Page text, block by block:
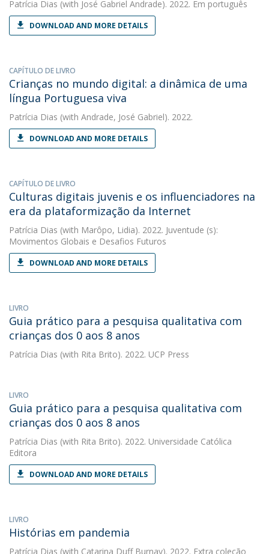
Patrícia Dias (with José Gabriel Andrade). 2022. Em português
DOWNLOAD AND MORE DETAILS
CAPÍTULO DE LIVRO
Crianças no mundo digital: a dinâmica de uma
língua Portuguesa viva
Patrícia Dias (with Andrade, José Gabriel). 2022.
DOWNLOAD AND MORE DETAILS
CAPÍTULO DE LIVRO
Culturas digitais juvenis e os influenciadores na
era da plataformização da Internet
Patrícia Dias (with Marôpo, Lidia). 2022. Juventude (s):
Movimentos Globais e Desafios Futuros
DOWNLOAD AND MORE DETAILS
LIVRO
Guia prático para a pesquisa qualitativa com
crianças dos 0 aos 8 anos
Patrícia Dias (with Rita Brito). 2022. UCP Press
LIVRO
Guia prático para a pesquisa qualitativa com
crianças dos 0 aos 8 anos
Patrícia Dias (with Rita Brito). 2022. Universidade Católica
Editora
DOWNLOAD AND MORE DETAILS
LIVRO
Histórias em pandemia
Patrícia Dias (with Catarina Duff Burnay). 2022. Extra coleção